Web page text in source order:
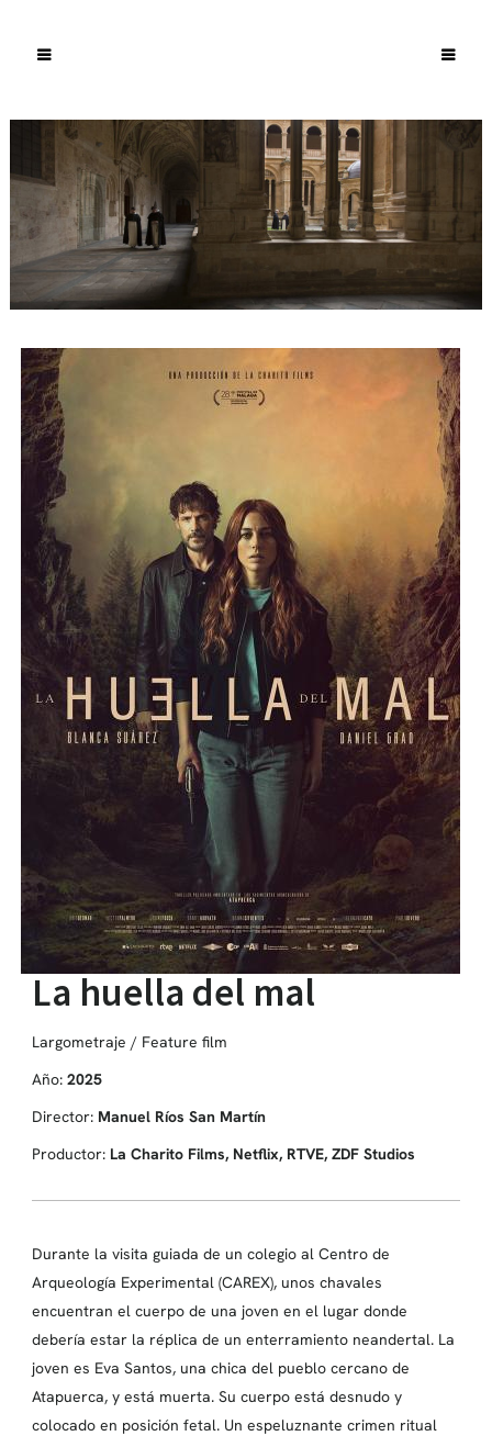
La huella del mal
Largometraje / Feature film
Año: 2025
Director: Manuel Ríos San Martín
Productor: La Charito Films, Netflix, RTVE, ZDF Studios
Durante la visita guiada de un colegio al Centro de
Arqueología Experimental (CAREX), unos chavales
encuentran el cuerpo de una joven en el lugar donde
debería estar la réplica de un enterramiento neandertal. La
joven es Eva Santos, una chica del pueblo cercano de
Atapuerca, y está muerta. Su cuerpo está desnudo y
colocado en posición fetal. Un espeluznante crimen ritual